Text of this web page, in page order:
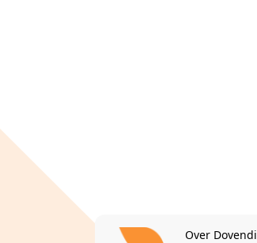
Over Dovendi